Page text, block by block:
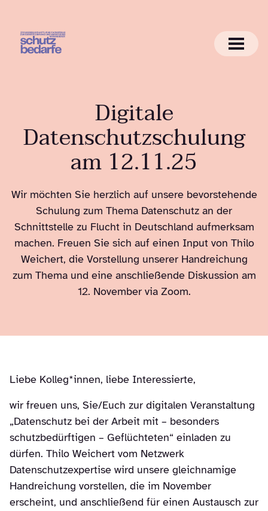
Digitale
Datenschutzschulung
am 12.11.25
Wir möchten Sie herzlich auf unsere bevorstehende
Schulung zum Thema Datenschutz an der
Schnittstelle zu Flucht in Deutschland aufmerksam
machen. Freuen Sie sich auf einen Input von Thilo
Weichert, die Vorstellung unserer Handreichung
zum Thema und eine anschließende Diskussion am
12. November via Zoom.
Liebe Kolleg*innen, liebe Interessierte,
wir freuen uns, Sie/Euch zur digitalen Veranstaltung
„Datenschutz bei der Arbeit mit – besonders
schutzbedürftigen – Geflüchteten“ einladen zu
dürfen. Thilo Weichert vom Netzwerk
Datenschutzexpertise wird unsere gleichnamige
Handreichung vorstellen, die im November
erscheint, und anschließend für einen Austausch zur